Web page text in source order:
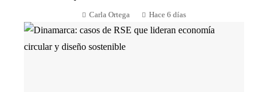
Carla Ortega Hace 6 días